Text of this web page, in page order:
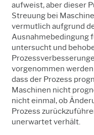
aufweist, aber dieser
Streuung bei
vermutlich aufgrund
Ausnahmebedingung
untersucht und
vorgenommen
dass der Prozess
Maschinen nicht
nicht einmal, ob
Prozess
unerwartet verhält.